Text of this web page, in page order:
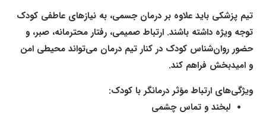
تیم پزشکی باید علاوه بر درمان جسمی، به نیازهای عاطفی کودک
توجه ویژه داشته باشند. ارتباط صمیمی، رفتار محترمانه، صبر، و
حضور روان‌شناس کودک در کنار تیم درمان می‌تواند محیطی امن
و امیدبخش فراهم کند.
ویژگی‌های ارتباط مؤثر درمانگر با کودک:
لبخند و تماس چشمی